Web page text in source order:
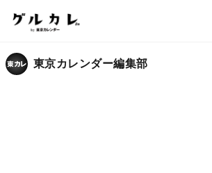
東京カレンダー編集部